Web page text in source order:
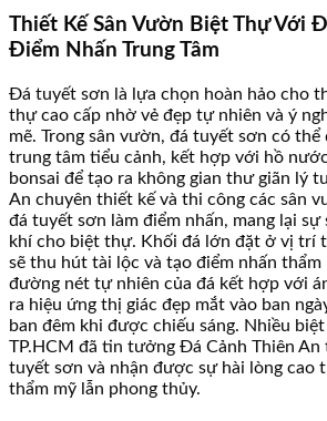
Thiết Kế Sân Vườn Biệt Thự Với
Điểm Nhấn Trung Tâm
Đá tuyết sơn là lựa chọn hoàn hảo cho
thự cao cấp nhờ vẻ đẹp tự nhiên và ý
mẽ. Trong sân vườn, đá tuyết sơn có
trung tâm tiểu cảnh, kết hợp với hồ
bonsai để tạo ra không gian thư giãn lý
An chuyên thiết kế và thi công các sân
đá tuyết sơn làm điểm nhấn, mang lại
khí cho biệt thự. Khối đá lớn đặt ở vị trí
sẽ thu hút tài lộc và tạo điểm nhấn thẩm
đường nét tự nhiên của đá kết hợp với
ra hiệu ứng thị giác đẹp mắt vào ban
ban đêm khi được chiếu sáng. Nhiều
TP.HCM đã tin tưởng Đá Cảnh Thiên An
tuyết sơn và nhận được sự hài lòng cao
thẩm mỹ lẫn phong thủy.